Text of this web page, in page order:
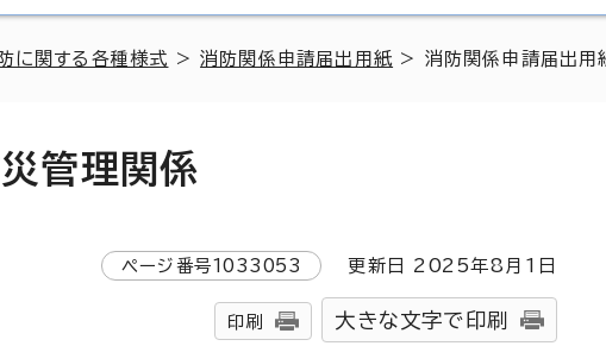
に関する各種様式 >消防関係申請届出用紙 > 消防関係申請届出
管理関係
ページ番号1033053 更新日 2025年8月1日
印刷 大きな文字で印刷